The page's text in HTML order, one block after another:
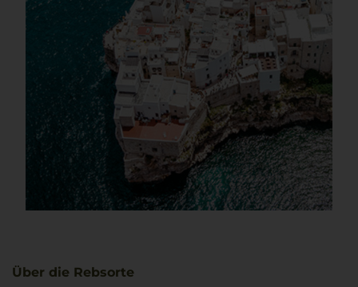
Über die Rebsorte